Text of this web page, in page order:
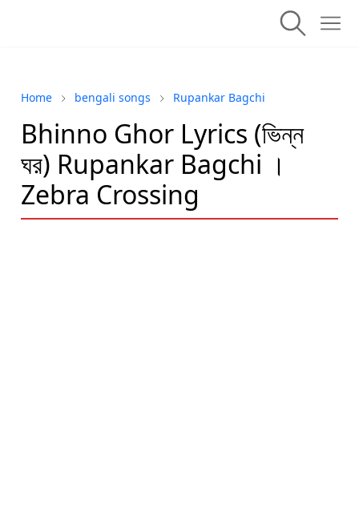
Home bengali songs Rupankar Bagchi
Bhinno Ghor Lyrics (ভিন্ন
ঘর) Rupankar Bagchi ।
Zebra Crossing